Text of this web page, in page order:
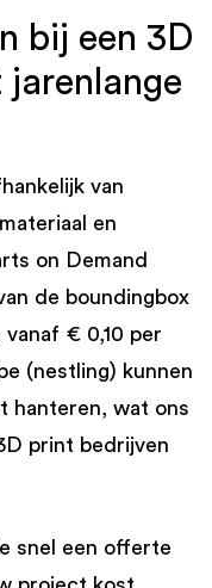
bij een 3D
van
en
on Demand
de boundingbox
€ 0,10 per
(nestling) kunnen
hanteren, wat ons
print bedrijven
snel een offerte